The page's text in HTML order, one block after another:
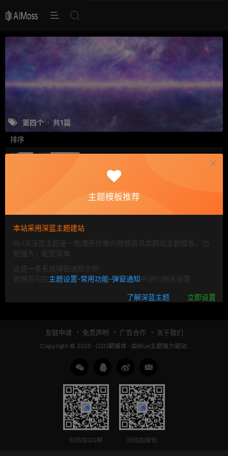
第四个
共1篇
排序
永恒动力
友链申请 免责声明 广告合作 关于我们
Copyright © 2025 · O2O薪媒体 · 由 Blue主题强力驱动.
扫码加QQ群 扫码加微信
主题模板推荐
本站采用深蓝主题建站
BLUE深蓝主题是一款漂亮优雅的商城资讯类网站主题模板，功
能强大，配置简单
这是一条系统弹窗通知示例
管理员可在主题设置-常用功能-弹窗通知中进行相关设置
了解深蓝主题 立即设置